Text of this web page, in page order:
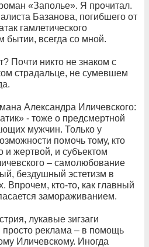
«Заполье». Я прочитал.
Базанова, погибшего от
гамлетического
бытии, всегда со мной.
Почти никто не знаком с
страдальце, не сумевшем
Александра Иличевского:
- тоже о предсмертной
мужчин. Только у
помочь тому, кто
и жертвой, и субъектом
– самолюбование
бездушный эстетизм в
Впрочем, кто-то, как главный
замораживанием.
лукавые зигзаги
просто реклама – в помощь
Иличевскому. Иногда